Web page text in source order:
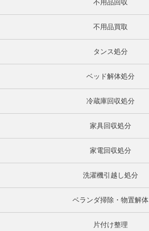
不用品回収
不用品買取
タンス処分
ベッド解体処分
冷蔵庫回収処分
家具回収処分
家電回収処分
洗濯機引越し処分
ベランダ掃除・物置解体
片付け整理